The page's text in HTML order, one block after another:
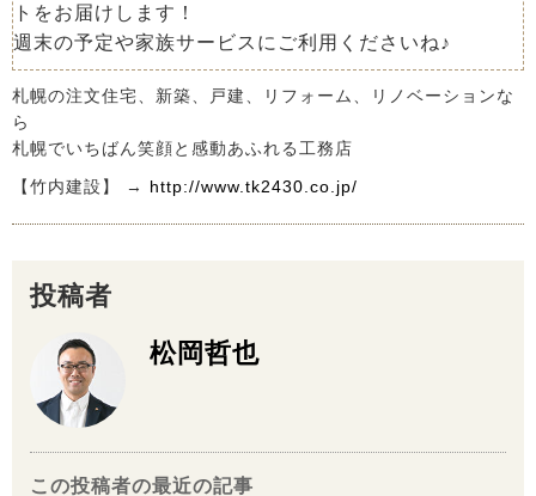
トをお届けします！
週末の予定や家族サービスにご利用くださいね♪
札幌の注文住宅、新築、戸建、リフォーム、リノベーションな
ら
札幌でいちばん笑顔と感動あふれる工務店
【竹内建設】 → http://www.tk2430.co.jp/
投稿者
松岡哲也
この投稿者の最近の記事